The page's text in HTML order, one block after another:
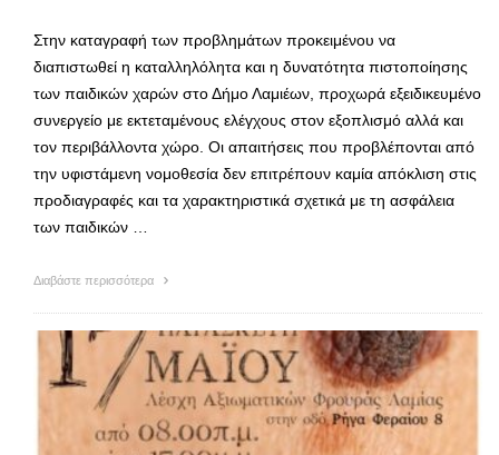
Στην καταγραφή των προβλημάτων προκειμένου να
διαπιστωθεί η καταλληλόλητα και η δυνατότητα πιστοποίησης
των παιδικών χαρών στο Δήμο Λαμιέων, προχωρά εξειδικευμένο
συνεργείο με εκτεταμένους ελέγχους στον εξοπλισμό αλλά και
τον περιβάλλοντα χώρο. Οι απαιτήσεις που προβλέπονται από
την υφιστάμενη νομοθεσία δεν επιτρέπουν καμία απόκλιση στις
προδιαγραφές και τα χαρακτηριστικά σχετικά με τη ασφάλεια
των παιδικών …
Διαβάστε περισσότερα